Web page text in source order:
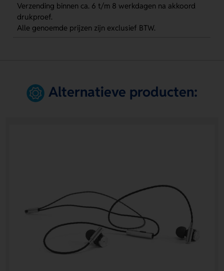
Verzending binnen ca. 6 t/m 8 werkdagen na akkoord
drukproef.
Alle genoemde prijzen zijn exclusief BTW.
Alternatieve producten: